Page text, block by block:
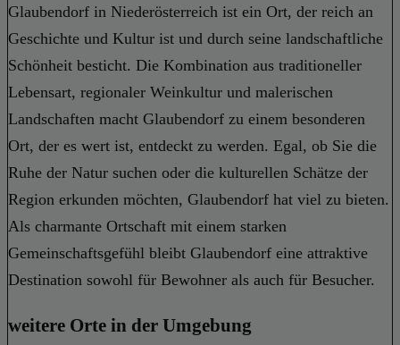
Glaubendorf in Niederösterreich ist ein Ort, der reich an
Geschichte und Kultur ist und durch seine landschaftliche
Schönheit besticht. Die Kombination aus traditioneller
Lebensart, regionaler Weinkultur und malerischen
Landschaften macht Glaubendorf zu einem besonderen
Ort, der es wert ist, entdeckt zu werden. Egal, ob Sie die
Ruhe der Natur suchen oder die kulturellen Schätze der
Region erkunden möchten, Glaubendorf hat viel zu bieten.
Als charmante Ortschaft mit einem starken
Gemeinschaftsgefühl bleibt Glaubendorf eine attraktive
Destination sowohl für Bewohner als auch für Besucher.
weitere Orte in der Umgebung